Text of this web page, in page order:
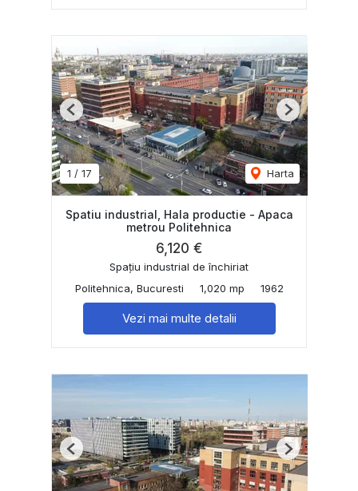
1 / 17 Harta
Previous Next
Spatiu industrial, Hala productie - Apaca
metrou Politehnica
6,120 €
Spațiu industrial de închiriat
Politehnica, Bucuresti
1,020 mp 1962
Vezi mai multe detalii
Previous Next